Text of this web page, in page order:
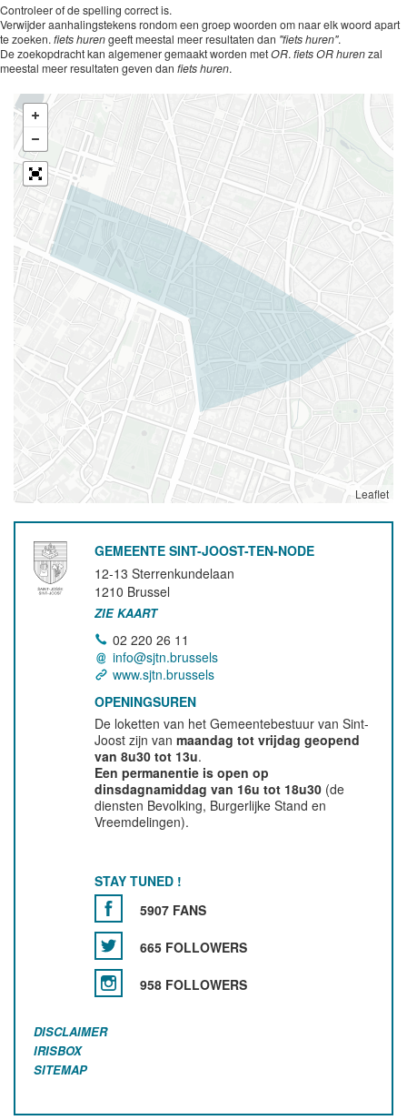
Controleer of de spelling correct is.
Verwijder aanhalingstekens rondom een groep woorden om naar elk woord apart
te zoeken. fiets hurengeeft meestal meer resultaten dan "fiets huren".
De zoekopdracht kan algemener gemaakt worden metOR. fiets OR hurenzal
meestal meer resultaten geven dan fiets huren.
Leaflet
GEMEENTE SINT-JOOST-TEN-NODE
12-13 Sterrenkundelaan
1210 Brussel
ZIE KAART
02 220 26 11
info@sjtn.brussels
www.sjtn.brussels
OPENINGSUREN
De loketten van het Gemeentebestuur van Sint-
Joost zijn vanmaandag tot vrijdag geopend
van 8u30 tot 13u.
Een permanentie is open op
dinsdagnamiddag van 16u tot 18u30 (de
diensten Bevolking, Burgerlijke Stand en
Vreemdelingen).
STAY TUNED !
5907 FANS
665 FOLLOWERS
958 FOLLOWERS
DISCLAIMER
IRISBOX
SITEMAP